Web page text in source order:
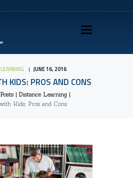
JUNE 16, 2016
KIDS: PROS AND CONS
Distance Learning
Kids: Pros and Cons